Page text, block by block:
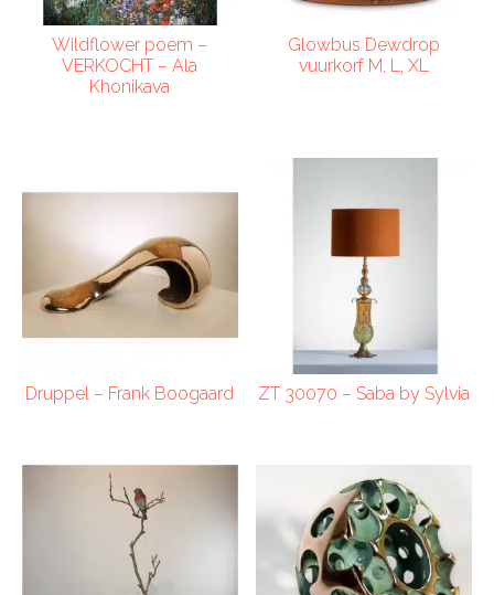
Wildflower poem –
VERKOCHT – Ala
Khonikava
Glowbus Dewdrop
vuurkorf M, L, XL
Druppel – Frank Boogaard ZT 30070 – Saba by Sylvia